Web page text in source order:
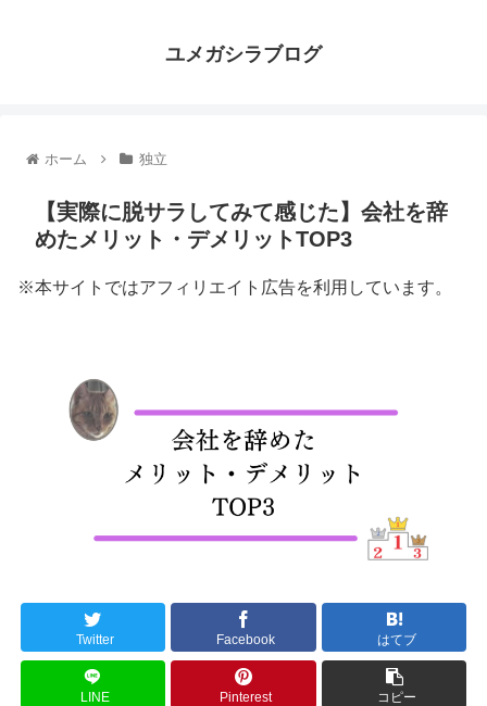
ユメガシラブログ
ホーム 独立
【実際に脱サラしてみて感じた】会社を辞
めたメリット・デメリットTOP3
※本サイトではアフィリエイト広告を利用しています。
Twitter Facebook はてブ
LINE Pinterest コピー